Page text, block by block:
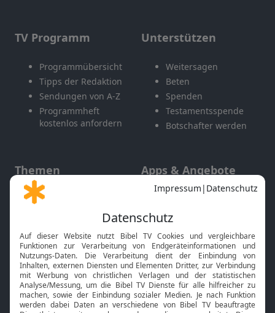
TV Programm
Programmübersicht
Tipps der Redaktion
Sendungen von A-Z
Programmheft
kostenlos anfordern
Unterstützen
Weitersagen
Beten
Spenden
Testamentsspende
Botschafter werden
Themen
Gott und Bibel erklärt
Neuigkeiten
Apps & Angebote
Mobile App
Smart TV
HbbTV
Bibelthek Online-Bibel
Nächster Gottesdienst